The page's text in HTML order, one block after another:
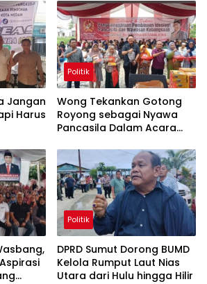
Jangan
Harus
Politik
Wong Tekankan Gotong
Royong sebagai Nyawa
Pancasila Dalam Acara
Politik
DPRD Sumut Dorong BUMD
Kelola Rumput Laut Nias
Utara dari Hulu hingga Hilir